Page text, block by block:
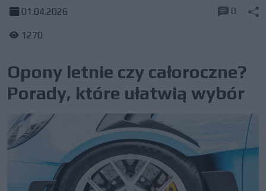
01.04.2026
1270
8
Opony letnie czy całoroczne?
Porady, które ułatwią wybór